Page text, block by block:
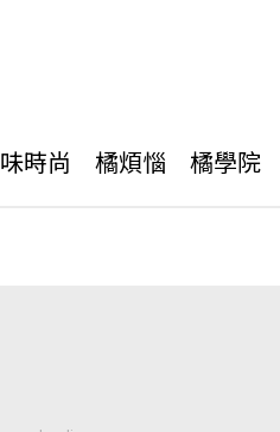
時尚 橘煩惱 橘學院